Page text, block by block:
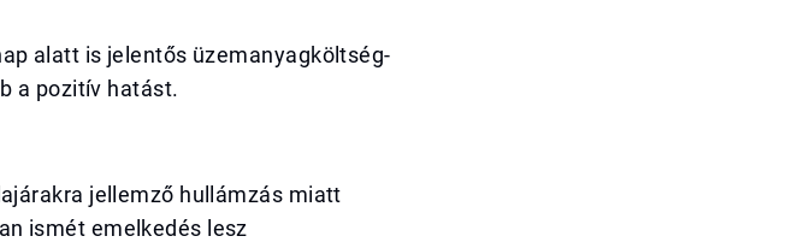
alatt is jelentős üzemanyagköltség-
a pozitív hatást.
jellemző hullámzás miatt
ismét emelkedés lesz